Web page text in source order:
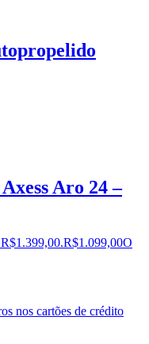
Aro 24 –
R$1.099,00O
nos cartões de crédito